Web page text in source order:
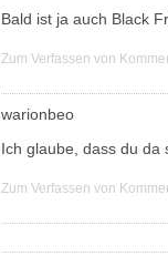
Bald ist ja auch Black
Zum Verfassen von
warionbeo
Ich glaube, dass du da
Zum Verfassen von